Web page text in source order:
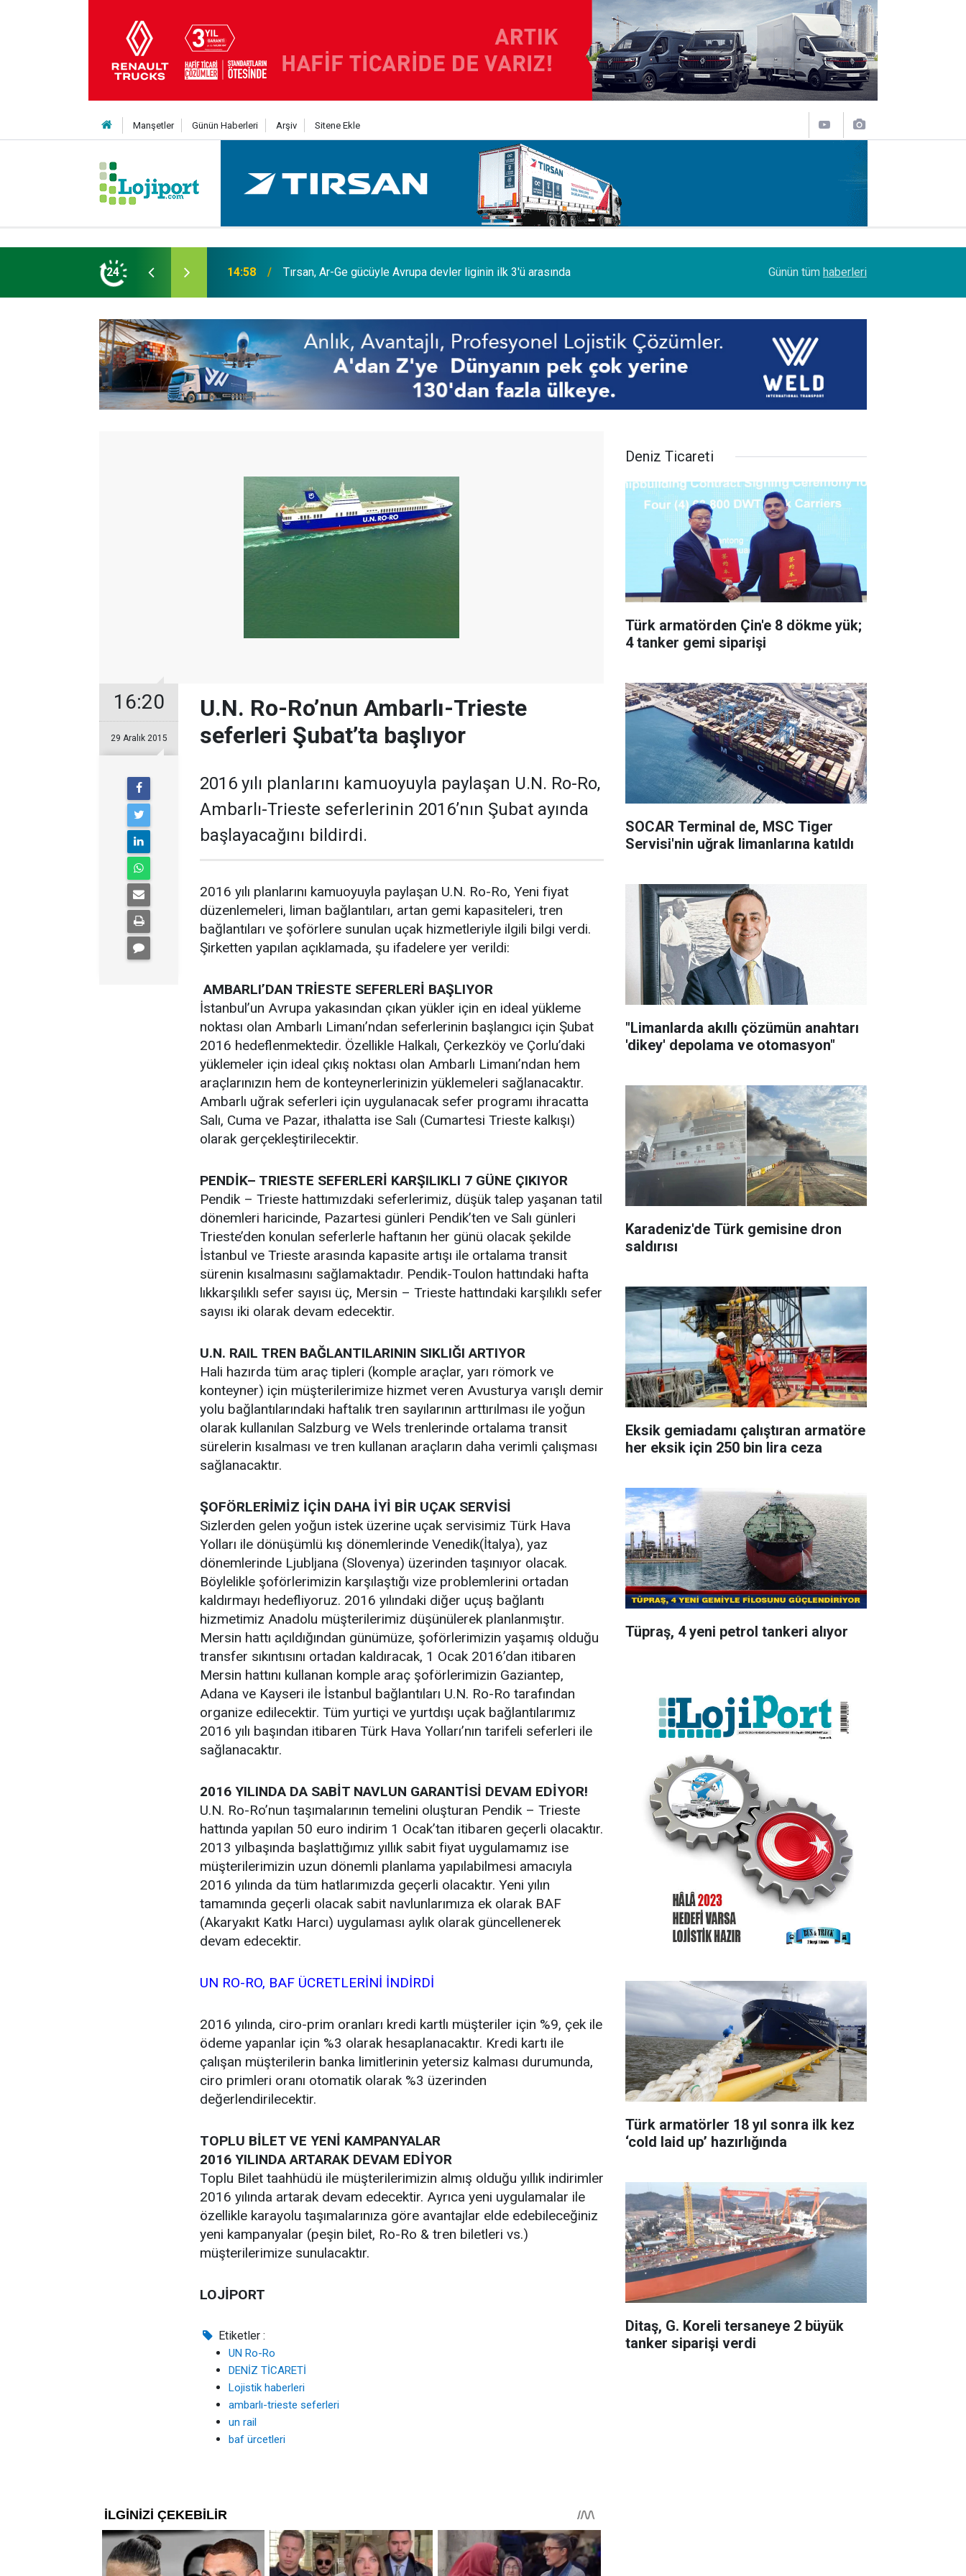
Manşetler Günün Haberleri Arşiv Sitene Ekle
24
liginin ilk 3'ü arasında 14:19 MAXUS modelleri Ağustos’a özel 1.199.000 TL’den başlayan fiyatlarla Petrol Ofisi Grubu 18. kez zirvede
Günün tüm haberleri
16:20
29 Aralık 2015
U.N. Ro-Ro’nun Ambarlı-Trieste
seferleri Şubat’ta başlıyor
2016 yılı planlarını kamuoyuyla paylaşan U.N. Ro-Ro,
Ambarlı-Trieste seferlerinin 2016’nın Şubat ayında
başlayacağını bildirdi.
2016 yılı planlarını kamuoyuyla paylaşan U.N. Ro-Ro, Yeni fiyat
düzenlemeleri, liman bağlantıları, artan gemi kapasiteleri, tren
bağlantıları ve şoförlere sunulan uçak hizmetleriyle ilgili bilgi verdi.
Şirketten yapılan açıklamada, şu ifadelere yer verildi:
AMBARLI’DAN TRİESTE SEFERLERİ BAŞLIYOR
İstanbul’un Avrupa yakasından çıkan yükler için en ideal yükleme
noktası olan Ambarlı Limanı’ndan seferlerinin başlangıcı için Şubat
2016 hedeflenmektedir. Özellikle Halkalı, Çerkezköy ve Çorlu’daki
yüklemeler için ideal çıkış noktası olan Ambarlı Limanı’ndan hem
araçlarınızın hem de konteynerlerinizin yüklemeleri sağlanacaktır.
Ambarlı uğrak seferleri için uygulanacak sefer programı ihracatta
Salı, Cuma ve Pazar, ithalatta ise Salı (Cumartesi Trieste kalkışı)
olarak gerçekleştirilecektir.
PENDİK– TRIESTE SEFERLERİ KARŞILIKLI 7 GÜNE ÇIKIYOR
Pendik – Trieste hattımızdaki seferlerimiz, düşük talep yaşanan tatil
dönemleri haricinde, Pazartesi günleri Pendik’ten ve Salı günleri
Trieste’den konulan seferlerle haftanın her günü olacak şekilde
İstanbul ve Trieste arasında kapasite artışı ile ortalama transit
sürenin kısalmasını sağlamaktadır. Pendik-Toulon hattındaki hafta
lıkkarşılıklı sefer sayısı üç, Mersin – Trieste hattındaki karşılıklı sefer
sayısı iki olarak devam edecektir.
U.N. RAIL TREN BAĞLANTILARININ SIKLIĞI ARTIYOR
Hali hazırda tüm araç tipleri (komple araçlar, yarı römork ve
konteyner) için müşterilerimize hizmet veren Avusturya varışlı demir
yolu bağlantılarındaki haftalık tren sayılarının arttırılması ile yoğun
olarak kullanılan Salzburg ve Wels trenlerinde ortalama transit
sürelerin kısalması ve tren kullanan araçların daha verimli çalışması
sağlanacaktır.
ŞOFÖRLERİMİZ İÇİN DAHA İYİ BİR UÇAK SERVİSİ
Sizlerden gelen yoğun istek üzerine uçak servisimiz Türk Hava
Yolları ile dönüşümlü kış dönemlerinde Venedik(İtalya), yaz
dönemlerinde Ljubljana (Slovenya) üzerinden taşınıyor olacak.
Böylelikle şoförlerimizin karşılaştığı vize problemlerini ortadan
kaldırmayı hedefliyoruz. 2016 yılındaki diğer uçuş bağlantı
hizmetimiz Anadolu müşterilerimiz düşünülerek planlanmıştır.
Mersin hattı açıldığından günümüze, şoförlerimizin yaşamış olduğu
transfer sıkıntısını ortadan kaldıracak, 1 Ocak 2016’dan itibaren
Mersin hattını kullanan komple araç şoförlerimizin Gaziantep,
Adana ve Kayseri ile İstanbul bağlantıları U.N. Ro-Ro tarafından
organize edilecektir. Tüm yurtiçi ve yurtdışı uçak bağlantılarımız
2016 yılı başından itibaren Türk Hava Yolları’nın tarifeli seferleri ile
sağlanacaktır.
2016 YILINDA DA SABİT NAVLUN GARANTİSİ DEVAM EDİYOR!
U.N. Ro-Ro’nun taşımalarının temelini oluşturan Pendik – Trieste
hattında yapılan 50 euro indirim 1 Ocak’tan itibaren geçerli olacaktır.
2013 yılbaşında başlattığımız yıllık sabit fiyat uygulamamız ise
müşterilerimizin uzun dönemli planlama yapılabilmesi amacıyla
2016 yılında da tüm hatlarımızda geçerli olacaktır. Yeni yılın
tamamında geçerli olacak sabit navlunlarımıza ek olarak BAF
(Akaryakıt Katkı Harcı) uygulaması aylık olarak güncellenerek
devam edecektir.
UN RO-RO, BAF ÜCRETLERİNİ İNDİRDİ
2016 yılında, ciro-prim oranları kredi kartlı müşteriler için %9, çek ile
ödeme yapanlar için %3 olarak hesaplanacaktır. Kredi kartı ile
çalışan müşterilerin banka limitlerinin yetersiz kalması durumunda,
ciro primleri oranı otomatik olarak %3 üzerinden
değerlendirilecektir.
TOPLU BİLET VE YENİ KAMPANYALAR
2016 YILINDA ARTARAK DEVAM EDİYOR
Toplu Bilet taahhüdü ile müşterilerimizin almış olduğu yıllık indirimler
2016 yılında artarak devam edecektir. Ayrıca yeni uygulamalar ile
özellikle karayolu taşımalarınıza göre avantajlar elde edebileceğiniz
yeni kampanyalar (peşin bilet, Ro-Ro & tren biletleri vs.)
müşterilerimize sunulacaktır.
LOJİPORT
Etiketler :
UN Ro-Ro
DENİZ TİCARETİ
Lojistik haberleri
ambarlı-trieste seferleri
un rail
baf ürcetleri
Deniz Ticareti
Türk armatörden Çin'e 8 dökme yük;
4 tanker gemi siparişi
SOCAR Terminal de, MSC Tiger
Servisi'nin uğrak limanlarına katıldı
"Limanlarda akıllı çözümün anahtarı
'dikey' depolama ve otomasyon"
Karadeniz'de Türk gemisine dron
saldırısı
Eksik gemiadamı çalıştıran armatöre
her eksik için 250 bin lira ceza
Tüpraş, 4 yeni petrol tankeri alıyor
Türk armatörler 18 yıl sonra ilk kez
‘cold laid up’ hazırlığında
Ditaş, G. Koreli tersaneye 2 büyük
tanker siparişi verdi